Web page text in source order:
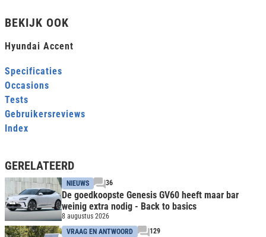
BEKIJK OOK
Hyundai Accent
Specificaties
Occasions
Tests
Gebruikersreviews
Index
GERELATEERD
NIEUWS 36
De goedkoopste Genesis GV60 heeft maar bar
weinig extra nodig - Back to basics
8 augustus 2026
VRAAG EN ANTWOORD
129